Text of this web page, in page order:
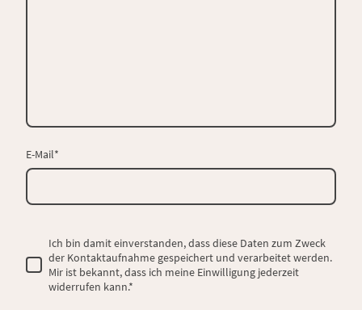
E-Mail*
Ich bin damit einverstanden, dass diese Daten zum Zweck
der Kontaktaufnahme gespeichert und verarbeitet werden.
Mir ist bekannt, dass ich meine Einwilligung jederzeit
widerrufen kann.*